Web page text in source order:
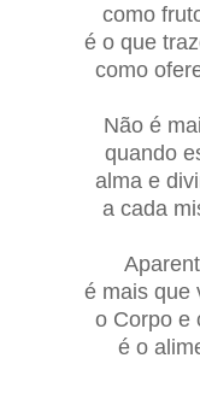
como
é o que
como
Não é
quando
alma e
a cada
é mais que
o Corpo e
é o